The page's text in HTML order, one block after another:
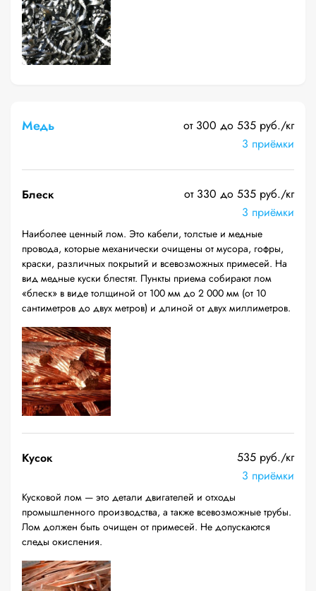
Медь
от 300 до 535 руб./кг
3 приёмки
Блеск
от 330 до 535 руб./кг
3 приёмки
Наиболее ценный лом. Это кабели, толстые и медные
провода, которые механически очищены от мусора, гофры,
краски, различных покрытий и всевозможных примесей. На
вид медные куски блестят. Пункты приема собирают лом
«блеск» в виде толщиной от 100 мм до 2 000 мм (от 10
сантиметров до двух метров) и длиной от двух миллиметров.
Кусок
535 руб./кг
3 приёмки
Кусковой лом — это детали двигателей и отходы
промышленного производства, а также всевозможные трубы.
Лом должен быть очищен от примесей. Не допускаются
следы окисления.